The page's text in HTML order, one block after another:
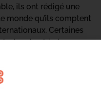
ils ont rédigé une
monde qu’ils comptent
Certaines
cherchent à s’emparer
en plusieurs
des jeunes reporters.
permettre à ce